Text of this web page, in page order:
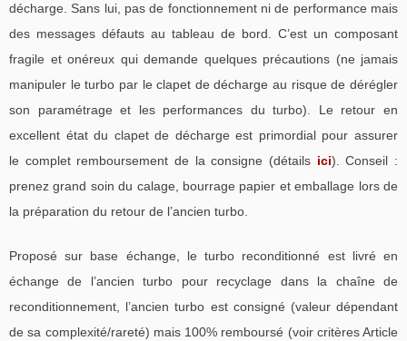
décharge. Sans lui, pas de fonctionnement ni de performance mais
des messages défauts au tableau de bord. C’est un composant
fragile et onéreux qui demande quelques précautions (ne jamais
manipuler le turbo par le clapet de décharge au risque de dérégler
son paramétrage et les performances du turbo). Le retour en
excellent état du clapet de décharge est primordial pour assurer
le complet remboursement de la consigne (détails ici). Conseil :
prenez grand soin du calage, bourrage papier et emballage lors de
la préparation du retour de l’ancien turbo.
Proposé sur base échange, le turbo reconditionné est livré en
échange de l’ancien turbo pour recyclage dans la chaîne de
reconditionnement, l’ancien turbo est consigné (valeur dépendant
de sa complexité/rareté) mais 100% remboursé (voir critères Article